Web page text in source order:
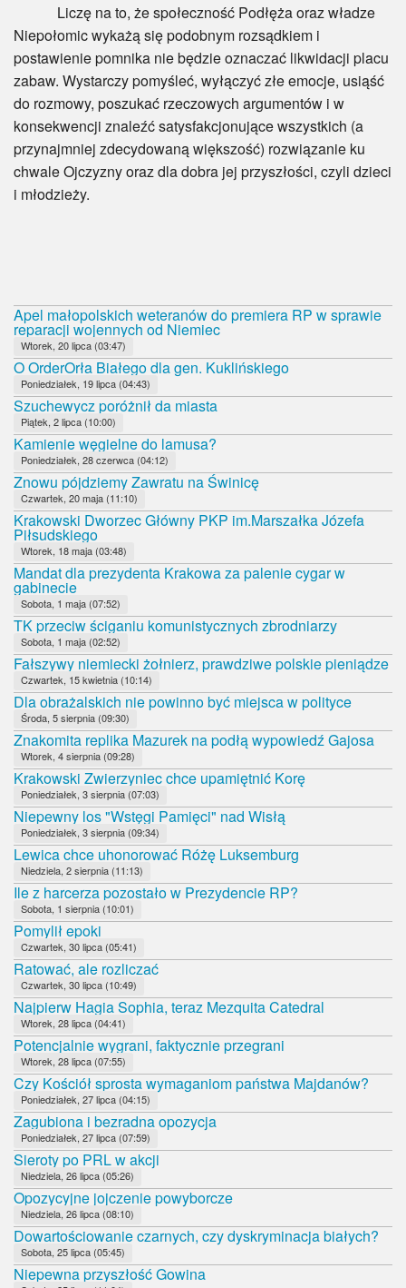
Liczę na to, że społeczność Podłęża oraz władze
Niepołomic wykażą się podobnym rozsądkiem i
postawienie pomnika nie będzie oznaczać likwidacji placu
zabaw. Wystarczy pomyśleć, wyłączyć złe emocje, usiąść
do rozmowy, poszukać rzeczowych argumentów i w
konsekwencji znaleźć satysfakcjonujące wszystkich (a
przynajmniej zdecydowaną większość) rozwiązanie ku
chwale Ojczyzny oraz dla dobra jej przyszłości, czyli dzieci
i młodzieży.
Apel małopolskich weteranów do premiera RP w sprawie
reparacji wojennych od Niemiec
Wtorek, 20 lipca (03:47)
O OrderOrła Białego dla gen. Kuklińskiego
Poniedziałek, 19 lipca (04:43)
Szuchewycz poróżnił da miasta
Piątek, 2 lipca (10:00)
Kamienie węgielne do lamusa?
Poniedziałek, 28 czerwca (04:12)
Znowu pójdziemy Zawratu na Świnicę
Czwartek, 20 maja (11:10)
Krakowski Dworzec Główny PKP im.Marszałka Józefa
Piłsudskiego
Wtorek, 18 maja (03:48)
Mandat dla prezydenta Krakowa za palenie cygar w
gabinecie
Sobota, 1 maja (07:52)
TK przeciw ściganiu komunistycznych zbrodniarzy
Sobota, 1 maja (02:52)
Fałszywy niemiecki żołnierz, prawdziwe polskie pieniądze
Czwartek, 15 kwietnia (10:14)
Dla obrażalskich nie powinno być miejsca w polityce
Środa, 5 sierpnia (09:30)
Znakomita replika Mazurek na podłą wypowiedź Gajosa
Wtorek, 4 sierpnia (09:28)
Krakowski Zwierzyniec chce upamiętnić Korę
Poniedziałek, 3 sierpnia (07:03)
Niepewny los "Wstęgi Pamięci" nad Wisłą
Poniedziałek, 3 sierpnia (09:34)
Lewica chce uhonorować Różę Luksemburg
Niedziela, 2 sierpnia (11:13)
Ile z harcerza pozostało w Prezydencie RP?
Sobota, 1 sierpnia (10:01)
Pomylił epoki
Czwartek, 30 lipca (05:41)
Ratować, ale rozliczać
Czwartek, 30 lipca (10:49)
Najpierw Hagia Sophia, teraz Mezquita Catedral
Wtorek, 28 lipca (04:41)
Potencjalnie wygrani, faktycznie przegrani
Wtorek, 28 lipca (07:55)
Czy Kościół sprosta wymaganiom państwa Majdanów?
Poniedziałek, 27 lipca (04:15)
Zagubiona i bezradna opozycja
Poniedziałek, 27 lipca (07:59)
Sieroty po PRL w akcji
Niedziela, 26 lipca (05:26)
Opozycyjne jojczenie powyborcze
Niedziela, 26 lipca (08:10)
Dowartościowanie czarnych, czy dyskryminacja białych?
Sobota, 25 lipca (05:45)
Niepewna przyszłość Gowina